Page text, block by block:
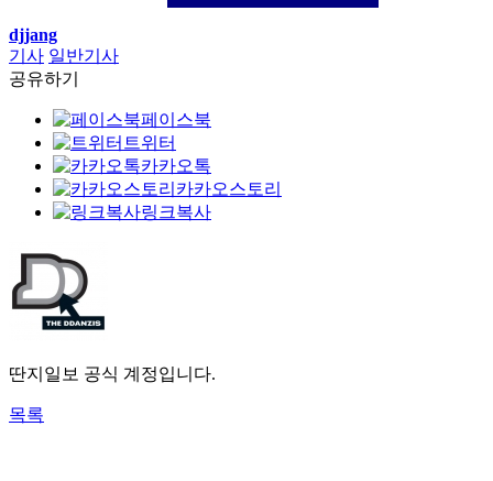
djjang
기사 일반기사
공유하기
페이스북
트위터
카카오톡
카카오스토리
링크복사
딴지일보 공식 계정입니다.
목록